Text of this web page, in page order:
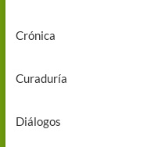
Crónica
Curaduría
Diálogos